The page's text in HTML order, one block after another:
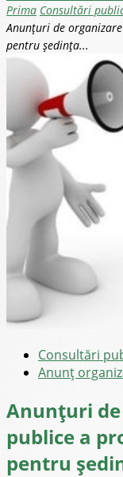
Prima Consultări
Anunțuri de
pentru ședința...
Consultări
Anunț
Anunțuri
publice a
pentru